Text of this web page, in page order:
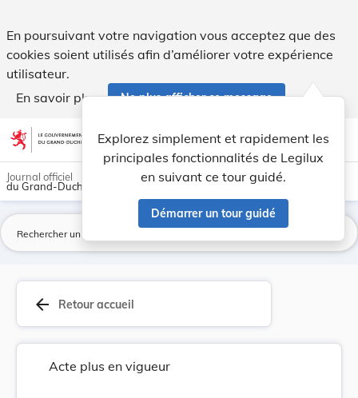
En poursuivant votre navigation vous acceptez que des
cookies soient utilisés afin d’améliorer votre expérience
utilisateur.
En savoir plus
Ne plus afficher ce message
Aller au contenu account_circle help Aide
Explorez simplement et rapidement les
principales fonctionnalités de Legilux
en suivant ce tour guidé.
Démarrer un tour guidé
light_mode dark_mode
Journal officiel
du Grand-Duché de Luxembourg
arrow_back Retour accueil
Acte plus en vigueur